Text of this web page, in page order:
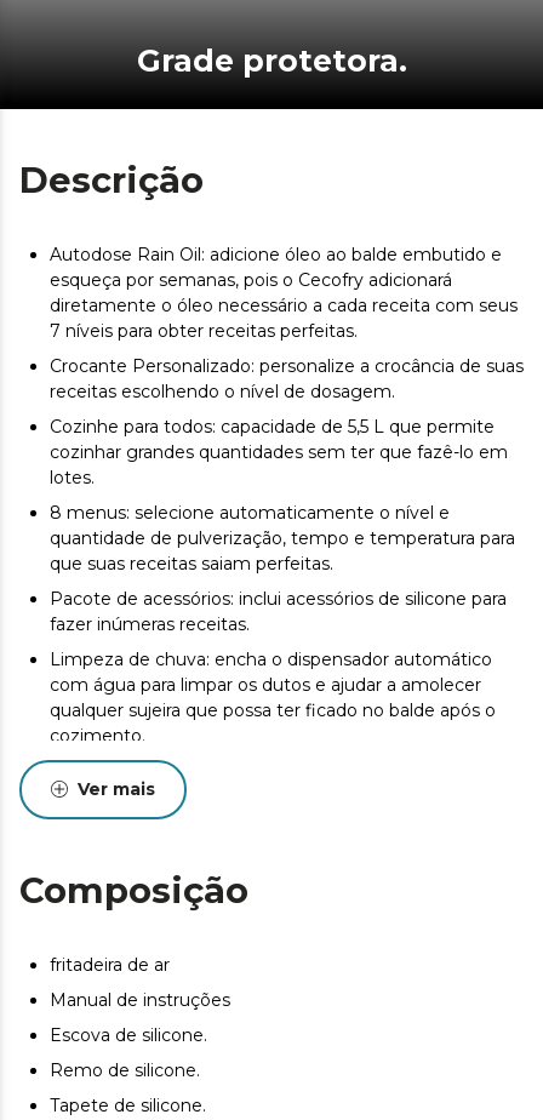
Grade protetora.
Descrição
Autodose Rain Oil: adicione óleo ao balde embutido e
esqueça por semanas, pois o Cecofry adicionará
diretamente o óleo necessário a cada receita com seus
7 níveis para obter receitas perfeitas.
Crocante Personalizado: personalize a crocância de suas
receitas escolhendo o nível de dosagem.
Cozinhe para todos: capacidade de 5,5 L que permite
cozinhar grandes quantidades sem ter que fazê-lo em
lotes.
8 menus: selecione automaticamente o nível e
quantidade de pulverização, tempo e temperatura para
que suas receitas saiam perfeitas.
Pacote de acessórios: inclui acessórios de silicone para
fazer inúmeras receitas.
Limpeza de chuva: encha o dispensador automático
com água para limpar os dutos e ajudar a amolecer
qualquer sujeira que possa ter ficado no balde após o
cozimento.
Perfect Protect: a grelha que separa a resistência do
balde é facilmente removida para facilitar a limpeza.
exata que desejar.
Painel táctil multifunções: controle todas as suas
permitirá cozinhar da forma mais confortável.
PreHeat: função de pré-aquecimento para atingir o
ponto perfeito para cada alimento.
Crocante Saudável: cozinhe com água e obtenha
Ver mais
Composição
fritadeira de ar
Manual de instruções
Escova de silicone.
Remo de silicone.
Tapete de silicone.